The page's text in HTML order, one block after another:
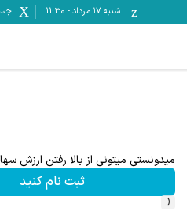
شنبه ۱۷ مرداد -
11:30
میدونستی میتونی از بالا رفتن ارزش
ثبت نام کنید
‹